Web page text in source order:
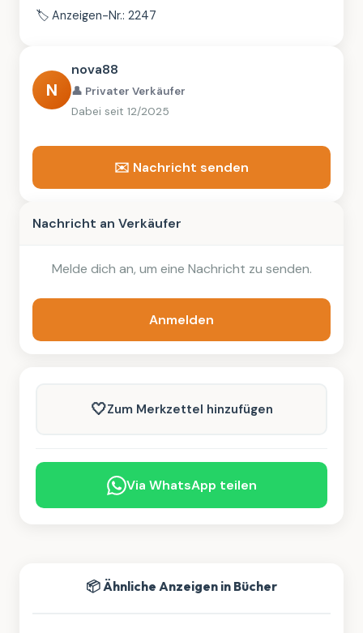
🏷️ Anzeigen-Nr.: 2247
N
nova88
👤 Privater Verkäufer
Dabei seit 12/2025
✉️ Nachricht senden
Nachricht an Verkäufer
Melde dich an, um eine Nachricht zu senden.
Anmelden
🤍Zum Merkzettel hinzufügen
Via WhatsApp teilen
📦 Ähnliche Anzeigen in Bücher